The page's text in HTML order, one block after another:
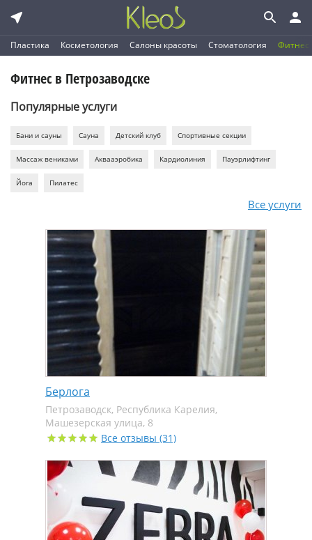
Пластика Косметология Салоны красоты Стоматология Фитнес
Фитнес в Петрозаводске
Популярные услуги
Бани и сауны Сауна Детский клуб Спортивные секции
Массаж вениками Аквааэробика Кардиолиния Пауэрлифтинг
Йога Пилатес
Все услуги
Берлога
Петрозаводск, Республика Карелия,
Машезерская улица, 8
Все отзывы (31)